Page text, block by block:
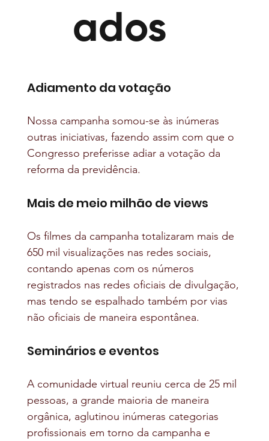
ados
Adiamento da votação
Nossa campanha somou-se às inúmeras
outras iniciativas, fazendo assim com que o
Congresso preferisse adiar a votação da
reforma da previdência.
Mais de meio milhão de views
Os filmes da campanha totalizaram mais de
650 mil visualizações nas redes sociais,
contando apenas com os números
registrados nas redes oficiais de divulgação,
mas tendo se espalhado também por vias
não oficiais de maneira espontânea.
Seminários e eventos
A comunidade virtual reuniu cerca de 25 mil
pessoas, a grande maioria de maneira
orgânica, aglutinou inúmeras categorias
profissionais em torno da campanha e